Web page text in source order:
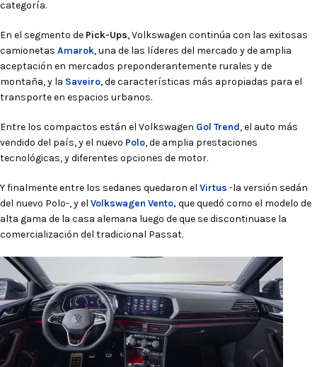
categoría.
En el segmento de Pick-Ups, Volkswagen continúa con las exitosas
camionetas Amarok, una de las líderes del mercado y de amplia
aceptación en mercados preponderantemente rurales y de
montaña, y la Saveiro, de características más apropiadas para el
transporte en espacios urbanos.
Entre los compactos están el Volkswagen Gol Trend, el auto más
vendido del país, y el nuevo Polo, de amplia prestaciones
tecnológicas, y diferentes opciones de motor.
Y finalmente entre los sedanes quedaron el Virtus -la versión sedán
del nuevo Polo-, y el Volkswagen Vento,que quedó como el modelo de
alta gama de la casa alemana luego de que se discontinuase la
comercialización del tradicional Passat.